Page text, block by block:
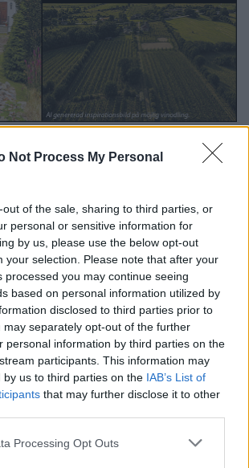
Not Process My Personal
out of the sale, sharing to third parties, or
personal or sensitive information for
by us, please use the below opt-out
your selection. Please note that after your
processed you may continue seeing
based on personal information utilized by
disclosed to third parties prior to
may separately opt-out of the further
personal information by third parties on the
participants. This information may
by us to third parties on the IAB’s List of
that may further disclose it to other
Processing Opt Outs
06:00
kastat
–
på
BÅSTAD 2026-08-06 KL. 15:00
Amanda Jansson
hittar lugnet i
Båstad: "Det är så
jävla mysigt här"
Prisbelönta skådespelaren
berättar om livet mellan
starka roller, framtida projekt
och råden till unga med
skådespelardrömmar.